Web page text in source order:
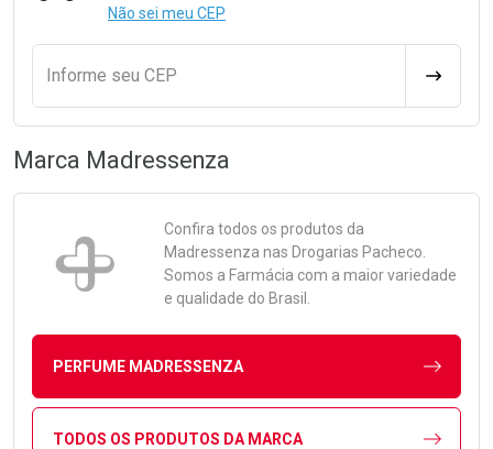
Não sei meu CEP
Informe seu CEP
Marca Madressenza
Confira todos os produtos da
Madressenza nas Drogarias Pacheco.
Somos a Farmácia com a maior variedade
e qualidade do Brasil.
PERFUME MADRESSENZA
TODOS OS PRODUTOS DA MARCA